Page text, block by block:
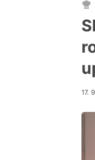
se
zde:
17.